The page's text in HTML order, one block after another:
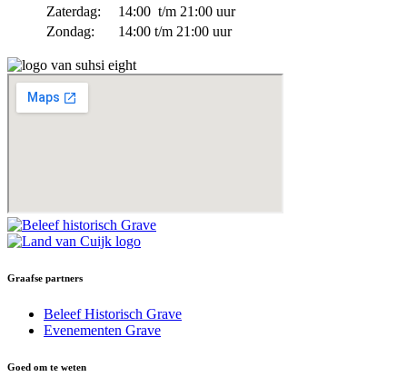
Zaterdag:
14:00 t/m 21:00 uur
Zondag:
14:00 t/m 21:00 uur
Graafse partners
Beleef Historisch Grave
Evenementen Grave
Goed om te weten